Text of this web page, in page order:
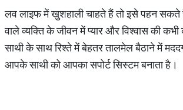
लव लाइफ में खुशहाली चाहते हैं तो इसे पहन
वाले व्यक्ति के जीवन में प्यार और विश्वास की कभी
साथी के साथ रिश्ते में बेहतर तालमेल बैठाने में
आपके साथी को आपका सपोर्ट सिस्टम बनाता है।